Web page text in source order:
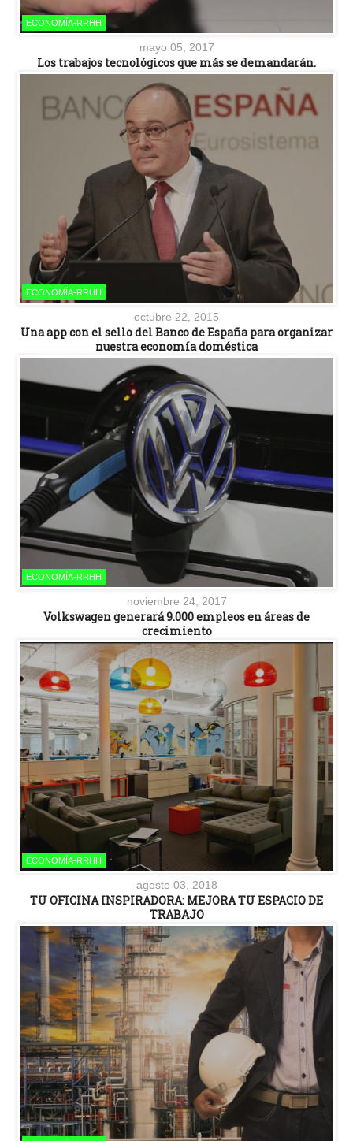
ECONOMÍA-RRHH
mayo 05, 2017
Los trabajos tecnológicos que más se demandarán.
ECONOMÍA-RRHH
octubre 22, 2015
Una app con el sello del Banco de España para organizar
nuestra economía doméstica
ECONOMÍA-RRHH
noviembre 24, 2017
Volkswagen generará 9.000 empleos en áreas de
crecimiento
ECONOMÍA-RRHH
agosto 03, 2018
TU OFICINA INSPIRADORA: MEJORA TU ESPACIO DE
TRABAJO